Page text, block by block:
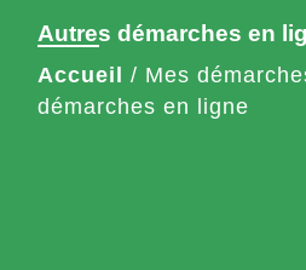
Autres démarches en
Accueil / Mes
démarches en ligne